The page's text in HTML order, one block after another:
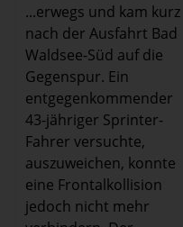
...erwegs und kam kurz
nach der Ausfahrt Bad
Waldsee-Süd auf die
Gegenspur. Ein
entgegenkommender
43-jähriger Sprinter-
Fahrer versuchte,
auszuweichen, konnte
eine Frontalkollision
jedoch nicht mehr